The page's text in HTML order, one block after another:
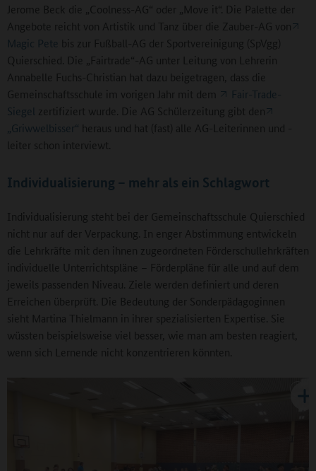
Jerome Beck die „Coolness-AG“ oder „Move it“. Die Palette der
Angebote reicht von Artistik und Tanz über die Zauber-AG von
Magic Pete bis zur Fußball-AG der Sportvereinigung (SpVgg)
Quierschied. Die „Fairtrade“-AG unter Leitung von Lehrerin
Annabelle Fuchs-Christian hat dazu beigetragen, dass die
Gemeinschaftsschule im vorigen Jahr mit dem
Fair-Trade-
Siegel zertifiziert wurde. Die AG Schülerzeitung gibt den
„Griwwelbisser“ heraus und hat (fast) alle AG-Leiterinnen und -
leiter schon interviewt.
Individualisierung – mehr als ein Schlagwort
Individualisierung steht bei der Gemeinschaftsschule Quierschied
nicht nur auf der Verpackung. In enger Abstimmung entwickeln
die Lehrkräfte mit den ihnen zugeordneten Förderschullehrkräften
individuelle Unterrichtspläne – Förderpläne für alle und auf dem
jeweils passenden Niveau. Ziele werden definiert und deren
Erreichen überprüft. Die Bedeutung der Sonderpädagoginnen
sieht Martina Thielmann in ihrer spezialisierten Expertise. Sie
wüssten beispielsweise viel besser, wie man am besten reagiert,
wenn sich Lernende nicht konzentrieren könnten.